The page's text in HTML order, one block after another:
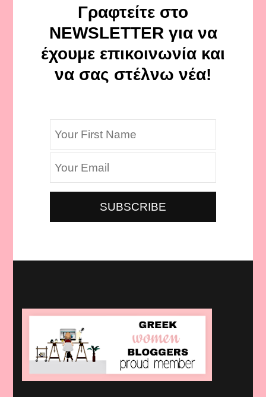
Γραφτείτε στο
NEWSLETTER για να
έχουμε επικοινωνία και
να σας στέλνω νέα!